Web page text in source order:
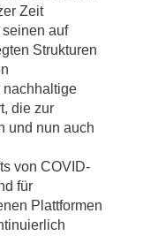
Zeit
auf
Strukturen
nachhaltige
die zur
und nun auch
von COVID-
für
Plattformen